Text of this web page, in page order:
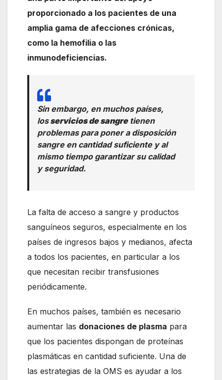
proporcionado a los pacientes de una
amplia gama de afecciones crónicas,
como la hemofilia o las
inmunodeficiencias.
Sin embargo, en muchos países,
losservicios de sangretienen
problemas para poner a disposición
sangre en cantidad suficiente y al
mismo tiempo garantizar su calidad
y seguridad.
La falta de acceso a sangre y productos
sanguíneos seguros, especialmente en los
países de ingresos bajos y medianos, afecta
a todos los pacientes, en particular a los
que necesitan recibir transfusiones
periódicamente.
En muchos países, también es necesario
aumentar las donaciones de plasma para
que los pacientes dispongan de proteínas
plasmáticas en cantidad suficiente. Una de
las estrategias de la OMS es ayudar a los